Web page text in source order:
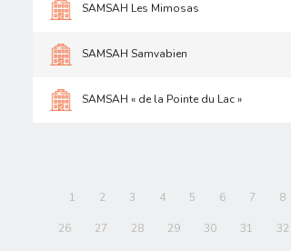
SAMSAH Les Mimosas
SAMSAH Samvabien
SAMSAH « de la Pointe du Lac »
1 2 3 4 5 6 7 8
26 27 28 29 30 31 32